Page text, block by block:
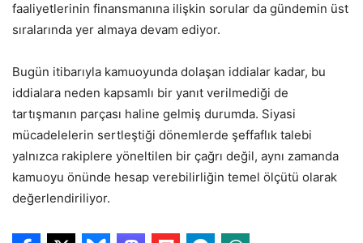
faaliyetlerinin finansmanına ilişkin sorular da gündemin üst
sıralarında yer almaya devam ediyor.
Bugün itibarıyla kamuoyunda dolaşan iddialar kadar, bu
iddialara neden kapsamlı bir yanıt verilmediği de
tartışmanın parçası haline gelmiş durumda. Siyasi
mücadelelerin sertleştiği dönemlerde şeffaflık talebi
yalnızca rakiplere yöneltilen bir çağrı değil, aynı zamanda
kamuoyu önünde hesap verebilirliğin temel ölçütü olarak
değerlendiriliyor.